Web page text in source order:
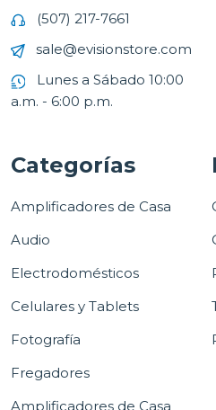
(507) 217-7661
sale@evisionstore.com
Lunes a Sábado 10:00
a.m. - 6:00 p.m.
Categorías
Amplificadores de Casa
Audio
Electrodomésticos
Celulares y Tablets
Fotografía
Fregadores
Amplificadores de Casa